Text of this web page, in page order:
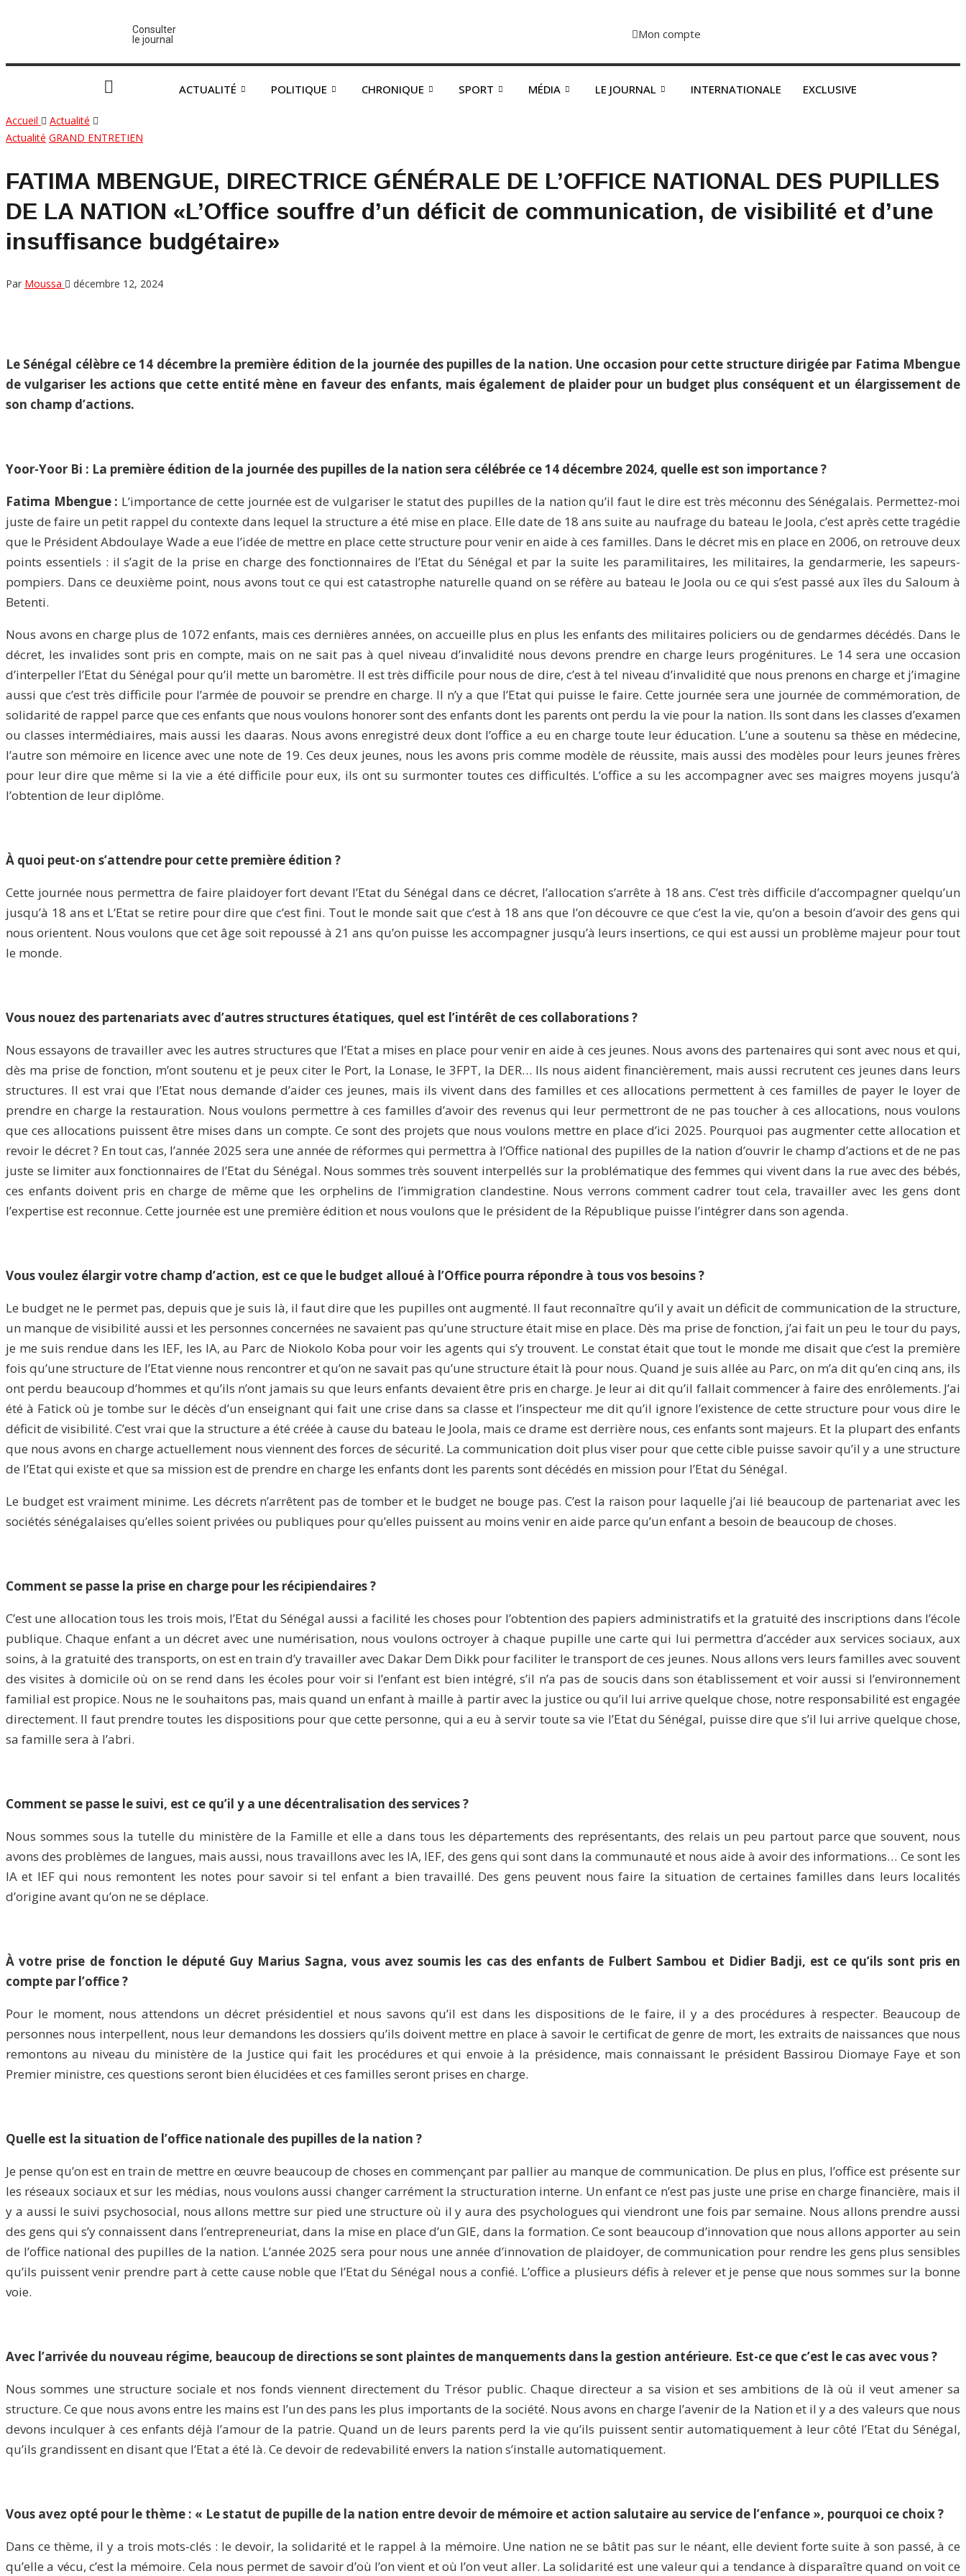
Consulter
le journal
Mon compte
ACTUALITÉ POLITIQUE CHRONIQUE SPORT MÉDIA LE JOURNAL INTERNATIONALE EXCLUSIVE
Accueil
Actualité
Actualité GRAND ENTRETIEN
FATIMA MBENGUE, DIRECTRICE GÉNÉRALE DE L’OFFICE NATIONAL DES PUPILLES
DE LA NATION «L’Office souffre d’un déficit de communication, de visibilité et d’une
insuffisance budgétaire»
Par Moussa décembre 12, 2024
Le Sénégal célèbre ce 14 décembre la première édition de la journée des pupilles de la nation. Une occasion pour cette structure dirigée par Fatima Mbengue
de vulgariser les actions que cette entité mène en faveur des enfants, mais également de plaider pour un budget plus conséquent et un élargissement de
son champ d’actions.
Yoor-Yoor Bi : La première édition de la journée des pupilles de la nation sera célébrée ce 14 décembre 2024, quelle est son importance ?
Fatima Mbengue : L’importance de cette journée est de vulgariser le statut des pupilles de la nation qu’il faut le dire est très méconnu des Sénégalais. Permettez-moi
juste de faire un petit rappel du contexte dans lequel la structure a été mise en place. Elle date de 18 ans suite au naufrage du bateau le Joola, c’est après cette tragédie
que le Président Abdoulaye Wade a eue l’idée de mettre en place cette structure pour venir en aide à ces familles. Dans le décret mis en place en 2006, on retrouve deux
points essentiels : il s’agit de la prise en charge des fonctionnaires de l’Etat du Sénégal et par la suite les paramilitaires, les militaires, la gendarmerie, les sapeurs-
pompiers. Dans ce deuxième point, nous avons tout ce qui est catastrophe naturelle quand on se réfère au bateau le Joola ou ce qui s’est passé aux îles du Saloum à
Betenti.
Nous avons en charge plus de 1072 enfants, mais ces dernières années, on accueille plus en plus les enfants des militaires policiers ou de gendarmes décédés. Dans le
décret, les invalides sont pris en compte, mais on ne sait pas à quel niveau d’invalidité nous devons prendre en charge leurs progénitures. Le 14 sera une occasion
d’interpeller l’Etat du Sénégal pour qu’il mette un baromètre. Il est très difficile pour nous de dire, c’est à tel niveau d’invalidité que nous prenons en charge et j’imagine
aussi que c’est très difficile pour l’armée de pouvoir se prendre en charge. Il n’y a que l’Etat qui puisse le faire. Cette journée sera une journée de commémoration, de
solidarité de rappel parce que ces enfants que nous voulons honorer sont des enfants dont les parents ont perdu la vie pour la nation. Ils sont dans les classes d’examen
ou classes intermédiaires, mais aussi les daaras. Nous avons enregistré deux dont l’office a eu en charge toute leur éducation. L’une a soutenu sa thèse en médecine,
l’autre son mémoire en licence avec une note de 19. Ces deux jeunes, nous les avons pris comme modèle de réussite, mais aussi des modèles pour leurs jeunes frères
pour leur dire que même si la vie a été difficile pour eux, ils ont su surmonter toutes ces difficultés. L’office a su les accompagner avec ses maigres moyens jusqu’à
l’obtention de leur diplôme.
À quoi peut-on s’attendre pour cette première édition ?
Cette journée nous permettra de faire plaidoyer fort devant l’Etat du Sénégal dans ce décret, l’allocation s’arrête à 18 ans. C’est très difficile d’accompagner quelqu’un
jusqu’à 18 ans et L’Etat se retire pour dire que c’est fini. Tout le monde sait que c’est à 18 ans que l’on découvre ce que c’est la vie, qu’on a besoin d’avoir des gens qui
nous orientent. Nous voulons que cet âge soit repoussé à 21 ans qu’on puisse les accompagner jusqu’à leurs insertions, ce qui est aussi un problème majeur pour tout
le monde.
Vous nouez des partenariats avec d’autres structures étatiques, quel est l’intérêt de ces collaborations ?
Nous essayons de travailler avec les autres structures que l’Etat a mises en place pour venir en aide à ces jeunes. Nous avons des partenaires qui sont avec nous et qui,
dès ma prise de fonction, m’ont soutenu et je peux citer le Port, la Lonase, le 3FPT, la DER… Ils nous aident financièrement, mais aussi recrutent ces jeunes dans leurs
structures. Il est vrai que l’Etat nous demande d’aider ces jeunes, mais ils vivent dans des familles et ces allocations permettent à ces familles de payer le loyer de
prendre en charge la restauration. Nous voulons permettre à ces familles d’avoir des revenus qui leur permettront de ne pas toucher à ces allocations, nous voulons
que ces allocations puissent être mises dans un compte. Ce sont des projets que nous voulons mettre en place d’ici 2025. Pourquoi pas augmenter cette allocation et
revoir le décret ? En tout cas, l’année 2025 sera une année de réformes qui permettra à l’Office national des pupilles de la nation d’ouvrir le champ d’actions et de ne pas
juste se limiter aux fonctionnaires de l’Etat du Sénégal. Nous sommes très souvent interpellés sur la problématique des femmes qui vivent dans la rue avec des bébés,
ces enfants doivent pris en charge de même que les orphelins de l’immigration clandestine. Nous verrons comment cadrer tout cela, travailler avec les gens dont
l’expertise est reconnue. Cette journée est une première édition et nous voulons que le président de la République puisse l’intégrer dans son agenda.
Vous voulez élargir votre champ d’action, est ce que le budget alloué à l’Office pourra répondre à tous vos besoins ?
Le budget ne le permet pas, depuis que je suis là, il faut dire que les pupilles ont augmenté. Il faut reconnaître qu’il y avait un déficit de communication de la structure,
un manque de visibilité aussi et les personnes concernées ne savaient pas qu’une structure était mise en place. Dès ma prise de fonction, j’ai fait un peu le tour du pays,
je me suis rendue dans les IEF, les IA, au Parc de Niokolo Koba pour voir les agents qui s’y trouvent. Le constat était que tout le monde me disait que c’est la première
fois qu’une structure de l’Etat vienne nous rencontrer et qu’on ne savait pas qu’une structure était là pour nous. Quand je suis allée au Parc, on m’a dit qu’en cinq ans, ils
ont perdu beaucoup d’hommes et qu’ils n’ont jamais su que leurs enfants devaient être pris en charge. Je leur ai dit qu’il fallait commencer à faire des enrôlements. J’ai
été à Fatick où je tombe sur le décès d’un enseignant qui fait une crise dans sa classe et l’inspecteur me dit qu’il ignore l’existence de cette structure pour vous dire le
déficit de visibilité. C’est vrai que la structure a été créée à cause du bateau le Joola, mais ce drame est derrière nous, ces enfants sont majeurs. Et la plupart des enfants
que nous avons en charge actuellement nous viennent des forces de sécurité. La communication doit plus viser pour que cette cible puisse savoir qu’il y a une structure
de l’Etat qui existe et que sa mission est de prendre en charge les enfants dont les parents sont décédés en mission pour l’Etat du Sénégal.
Le budget est vraiment minime. Les décrets n’arrêtent pas de tomber et le budget ne bouge pas. C’est la raison pour laquelle j’ai lié beaucoup de partenariat avec les
sociétés sénégalaises qu’elles soient privées ou publiques pour qu’elles puissent au moins venir en aide parce qu’un enfant a besoin de beaucoup de choses.
Comment se passe la prise en charge pour les récipiendaires ?
C’est une allocation tous les trois mois, l’Etat du Sénégal aussi a facilité les choses pour l’obtention des papiers administratifs et la gratuité des inscriptions dans l’école
publique. Chaque enfant a un décret avec une numérisation, nous voulons octroyer à chaque pupille une carte qui lui permettra d’accéder aux services sociaux, aux
soins, à la gratuité des transports, on est en train d’y travailler avec Dakar Dem Dikk pour faciliter le transport de ces jeunes. Nous allons vers leurs familles avec souvent
des visites à domicile où on se rend dans les écoles pour voir si l’enfant est bien intégré, s’il n’a pas de soucis dans son établissement et voir aussi si l’environnement
familial est propice. Nous ne le souhaitons pas, mais quand un enfant à maille à partir avec la justice ou qu’il lui arrive quelque chose, notre responsabilité est engagée
directement. Il faut prendre toutes les dispositions pour que cette personne, qui a eu à servir toute sa vie l’Etat du Sénégal, puisse dire que s’il lui arrive quelque chose,
sa famille sera à l’abri.
Comment se passe le suivi, est ce qu’il y a une décentralisation des services ?
Nous sommes sous la tutelle du ministère de la Famille et elle a dans tous les départements des représentants, des relais un peu partout parce que souvent, nous
avons des problèmes de langues, mais aussi, nous travaillons avec les IA, IEF, des gens qui sont dans la communauté et nous aide à avoir des informations… Ce sont les
IA et IEF qui nous remontent les notes pour savoir si tel enfant a bien travaillé. Des gens peuvent nous faire la situation de certaines familles dans leurs localités
d’origine avant qu’on ne se déplace.
À votre prise de fonction le député Guy Marius Sagna, vous avez soumis les cas des enfants de Fulbert Sambou et Didier Badji, est ce qu’ils sont pris en
compte par l’office ?
Pour le moment, nous attendons un décret présidentiel et nous savons qu’il est dans les dispositions de le faire, il y a des procédures à respecter. Beaucoup de
personnes nous interpellent, nous leur demandons les dossiers qu’ils doivent mettre en place à savoir le certificat de genre de mort, les extraits de naissances que nous
remontons au niveau du ministère de la Justice qui fait les procédures et qui envoie à la présidence, mais connaissant le président Bassirou Diomaye Faye et son
Premier ministre, ces questions seront bien élucidées et ces familles seront prises en charge.
Quelle est la situation de l’office nationale des pupilles de la nation ?
Je pense qu’on est en train de mettre en œuvre beaucoup de choses en commençant par pallier au manque de communication. De plus en plus, l’office est présente sur
les réseaux sociaux et sur les médias, nous voulons aussi changer carrément la structuration interne. Un enfant ce n’est pas juste une prise en charge financière, mais il
y a aussi le suivi psychosocial, nous allons mettre sur pied une structure où il y aura des psychologues qui viendront une fois par semaine. Nous allons prendre aussi
des gens qui s’y connaissent dans l’entrepreneuriat, dans la mise en place d’un GIE, dans la formation. Ce sont beaucoup d’innovation que nous allons apporter au sein
de l’office national des pupilles de la nation. L’année 2025 sera pour nous une année d’innovation de plaidoyer, de communication pour rendre les gens plus sensibles
qu’ils puissent venir prendre part à cette cause noble que l’Etat du Sénégal nous a confié. L’office a plusieurs défis à relever et je pense que nous sommes sur la bonne
voie.
Avec l’arrivée du nouveau régime, beaucoup de directions se sont plaintes de manquements dans la gestion antérieure. Est-ce que c’est le cas avec vous ?
Nous sommes une structure sociale et nos fonds viennent directement du Trésor public. Chaque directeur a sa vision et ses ambitions de là où il veut amener sa
structure. Ce que nous avons entre les mains est l’un des pans les plus importants de la société. Nous avons en charge l’avenir de la Nation et il y a des valeurs que nous
devons inculquer à ces enfants déjà l’amour de la patrie. Quand un de leurs parents perd la vie qu’ils puissent sentir automatiquement à leur côté l’Etat du Sénégal,
qu’ils grandissent en disant que l’Etat a été là. Ce devoir de redevabilité envers la nation s’installe automatiquement.
Vous avez opté pour le thème : « Le statut de pupille de la nation entre devoir de mémoire et action salutaire au service de l’enfance », pourquoi ce choix ?
Dans ce thème, il y a trois mots-clés : le devoir, la solidarité et le rappel à la mémoire. Une nation ne se bâtit pas sur le néant, elle devient forte suite à son passé, à ce
qu’elle a vécu, c’est la mémoire. Cela nous permet de savoir d’où l’on vient et où l’on veut aller. La solidarité est une valeur qui a tendance à disparaître quand on voit ce